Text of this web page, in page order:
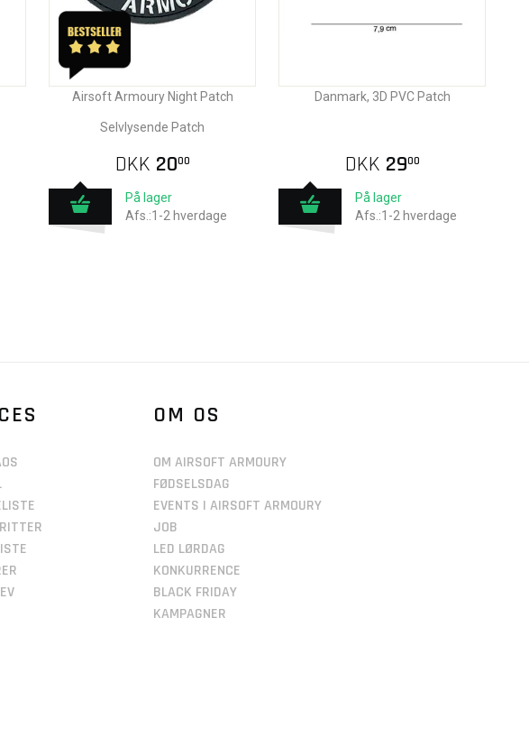
Airsoft Armoury Night Patch
Selvlysende Patch
DKK 2000
På lager
Afs.:1-2 hverdage
Danmark, 3D PVC Patch
DKK 2900
På lager
Afs.:1-2 hverdage
OM OS
OM AIRSOFT ARMOURY
FØDSELSDAG
EVENTS I AIRSOFT ARMOURY
JOB
LED LØRDAG
KONKURRENCE
BLACK FRIDAY
KAMPAGNER